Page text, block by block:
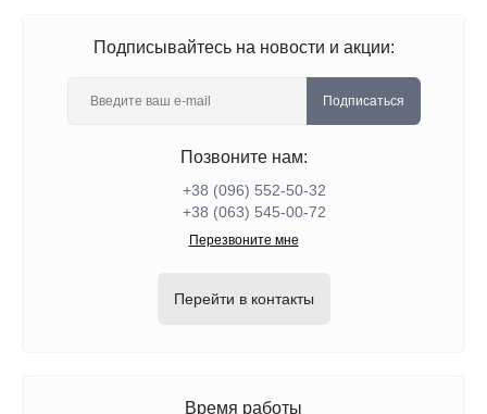
Подписывайтесь на новости и акции:
Подписаться
Позвоните нам:
+38 (096) 552-50-32
+38 (063) 545-00-72
Перезвоните мне
Перейти в контакты
Время работы